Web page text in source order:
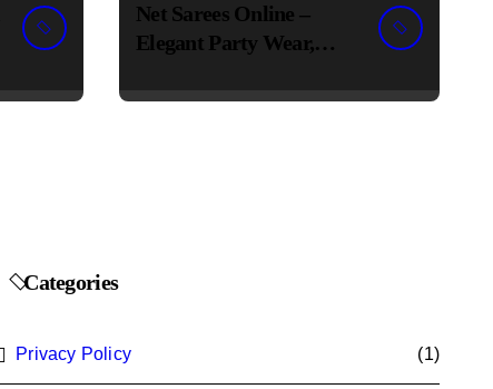
Net Sarees Online –
Elegant Party Wear,
Designer Net Saree
Categories
Privacy Policy (1)